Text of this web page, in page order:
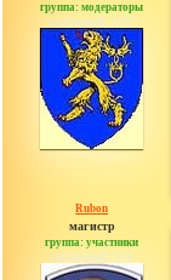
группа: модераторы
сообщений: 1557
Rubon
магистр
группа: участники
сообщений: 324